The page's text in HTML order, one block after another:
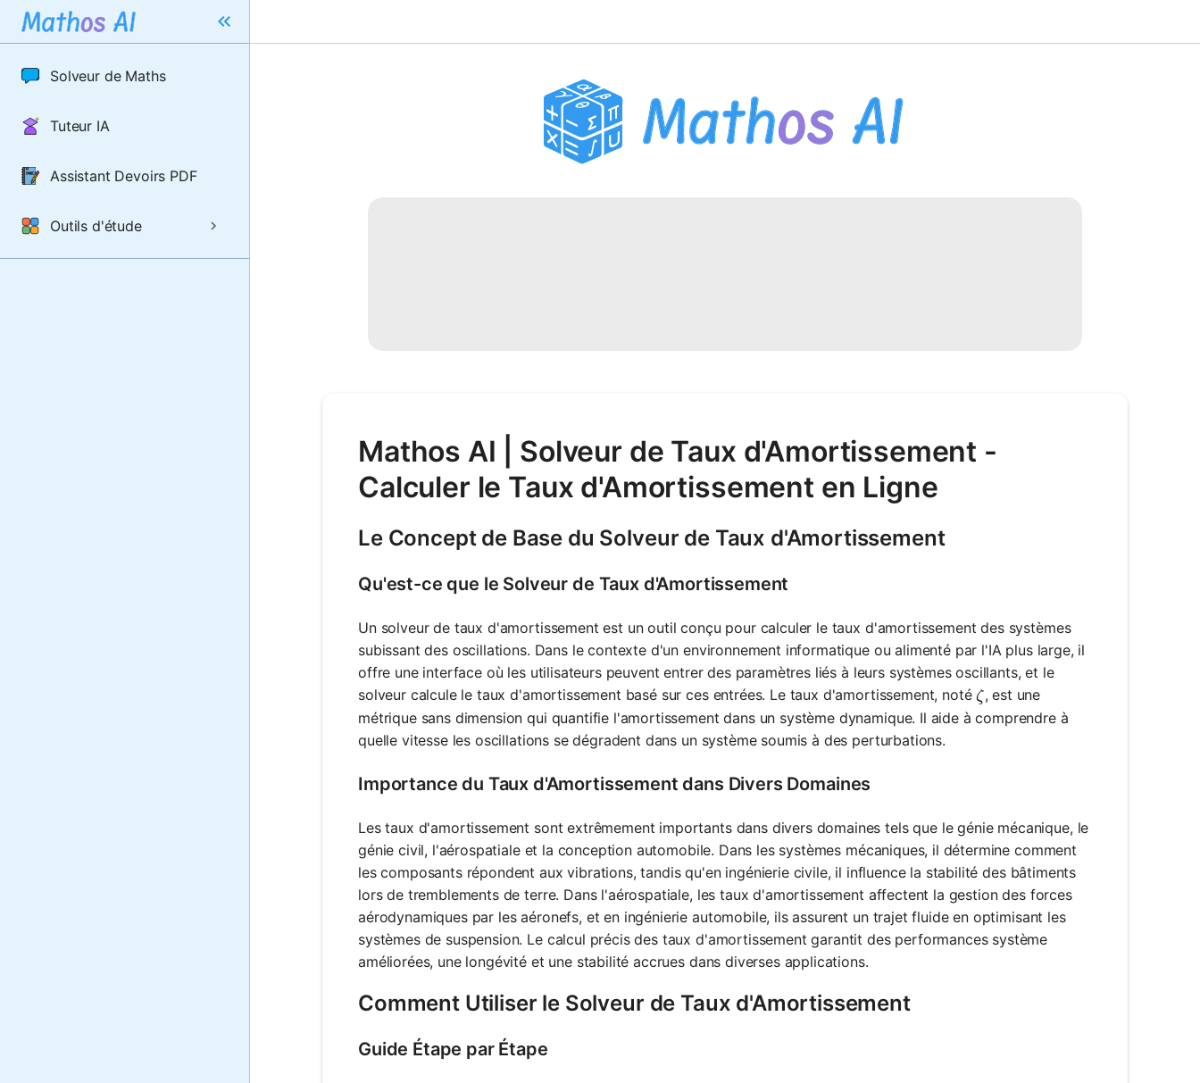
Solveur de Maths
Tuteur IA
Assistant Devoirs PDF
Outils d'étude
Mathos AI | Solveur de Taux d'Amortissement -
Calculer le Taux d'Amortissement en Ligne
Le Concept de Base du Solveur de Taux d'Amortissement
Qu'est-ce que le Solveur de Taux d'Amortissement
Un solveur de taux d'amortissement est un outil conçu pour calculer le taux d'amortissement des systèmes
subissant des oscillations. Dans le contexte d'un environnement informatique ou alimenté par l'IA plus large, il
offre une interface où les utilisateurs peuvent entrer des paramètres liés à leurs systèmes oscillants, et le
solveur calcule le taux d'amortissement basé sur ces entrées. Le taux d'amortissement, noté\zeta
ζ, est une
métrique sans dimension qui quantifie l'amortissement dans un système dynamique. Il aide à comprendre à
quelle vitesse les oscillations se dégradent dans un système soumis à des perturbations.
Importance du Taux d'Amortissement dans Divers Domaines
Les taux d'amortissement sont extrêmement importants dans divers domaines tels que le génie mécanique, le
génie civil, l'aérospatiale et la conception automobile. Dans les systèmes mécaniques, il détermine comment
les composants répondent aux vibrations, tandis qu'en ingénierie civile, il influence la stabilité des bâtiments
lors de tremblements de terre. Dans l'aérospatiale, les taux d'amortissement affectent la gestion des forces
aérodynamiques par les aéronefs, et en ingénierie automobile, ils assurent un trajet fluide en optimisant les
systèmes de suspension. Le calcul précis des taux d'amortissement garantit des performances système
améliorées, une longévité et une stabilité accrues dans diverses applications.
Comment Utiliser le Solveur de Taux d'Amortissement
Guide Étape par Étape